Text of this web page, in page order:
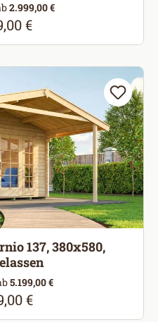
2.999,00 €
Preis:
€
137, 380x580,
5.199,00 €
Preis:
€